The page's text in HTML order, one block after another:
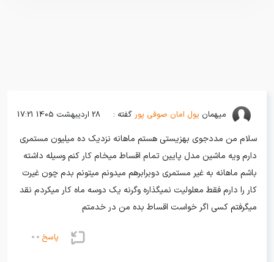
میهمان یول امان صوفی پور گفته : 28 اردیبهشت 1405 17:21
سلام من مددجوی بهزیستی هستم ماهانه نزدیک ده میلیون مستمری
دارم ویه ماشین مدل پایین تمام اقساط میخام کار کنم وسیله داشته
باشم ماهانه به غیر مستمری دوبرابرهم میدونم میتونم بدم چون غیرت
کار را دارم فقط معلولیت نمیگذاره وگرنه یک دوسه ماه کار میکردم نقد
میگرفتم کسی اگر خواست اقساط بده من در خدمتم
پاسخ